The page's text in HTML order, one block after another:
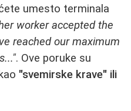
umesto terminala
worker accepted the
reached our maximum
. Ove poruke su
"svemirske krave" ili